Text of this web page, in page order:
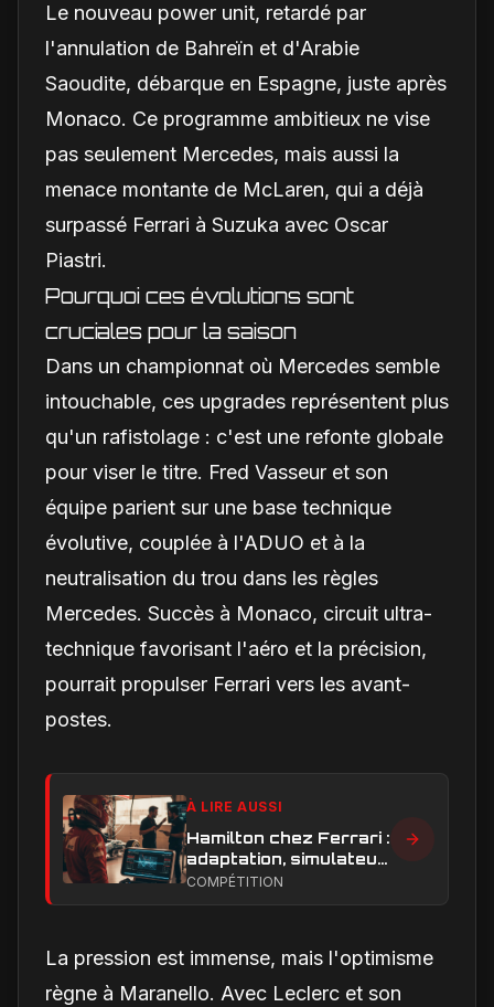
Le nouveau power unit, retardé par
l'annulation de Bahreïn et d'Arabie
Saoudite, débarque en Espagne, juste après
Monaco. Ce programme ambitieux ne vise
pas seulement Mercedes, mais aussi la
menace montante de McLaren, qui a déjà
surpassé Ferrari à Suzuka avec Oscar
Piastri.
Pourquoi ces évolutions sont
cruciales pour la saison
Dans un championnat où Mercedes semble
intouchable, ces upgrades représentent plus
qu'un rafistolage : c'est une refonte globale
pour viser le titre. Fred Vasseur et son
équipe parient sur une base technique
évolutive, couplée à l'ADUO et à la
neutralisation du trou dans les règles
Mercedes. Succès à Monaco, circuit ultra-
technique favorisant l'aéro et la précision,
pourrait propulser Ferrari vers les avant-
postes.
À LIRE AUSSI
Hamilton chez Ferrari :
adaptation, simulateur
et critiques, ce qui
COMPÉTITION
La pression est immense, mais l'optimisme
règne à Maranello. Avec Leclerc et son